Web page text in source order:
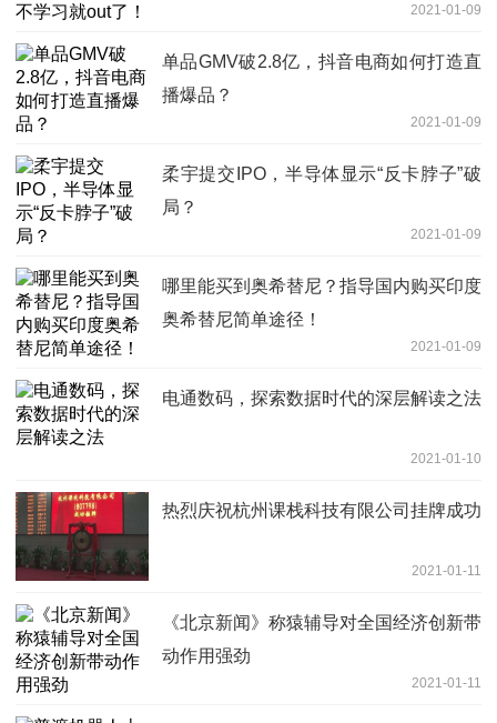
2021-01-09
单品GMV破2.8亿，抖音电商如何打造直
播爆品？
2021-01-09
柔宇提交IPO，半导体显示“反卡脖子”破
局？
2021-01-09
哪里能买到奥希替尼？指导国内购买印度
奥希替尼简单途径！
2021-01-09
电通数码，探索数据时代的深层解读之法
2021-01-10
热烈庆祝杭州课栈科技有限公司挂牌成功
2021-01-11
《北京新闻》称猿辅导对全国经济创新带
动作用强劲
2021-01-11